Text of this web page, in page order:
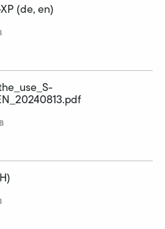
(de, en)